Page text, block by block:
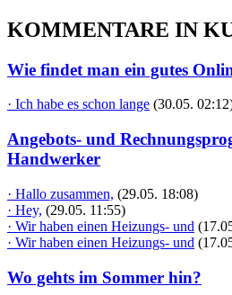
KOMMENTARE IN
Wie findet man ein gutes
· Ich habe es schon lange (30.05.
Angebots- und
Handwerker
· Hallo zusammen, (29.05. 18:08)
· Hey, (29.05. 11:55)
· Wir haben einen Heizungs- und
· Wir haben einen Heizungs- und
Wo gehts im Sommer hin?